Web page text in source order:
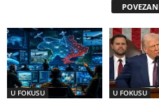
U FOKUSU U FOKUSU